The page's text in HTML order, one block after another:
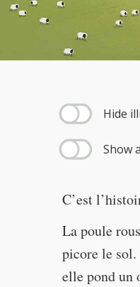
Hide
Show
C’est
La poule
picore le sol.
elle pond un